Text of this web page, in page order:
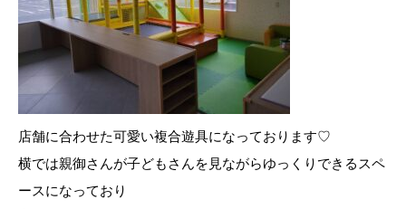
店舗に合わせた可愛い複合遊具になっております♡
横では親御さんが子どもさんを見ながらゆっくりできるスペ
ースになっており